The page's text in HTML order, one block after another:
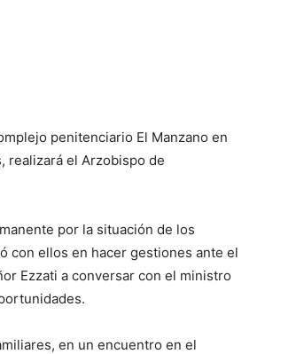
penitenciario El Manzano en
realizará el Arzobispo de
por la situación de los
con ellos en hacer gestiones ante el
Ezzati a conversar con el ministro
en un encuentro en el